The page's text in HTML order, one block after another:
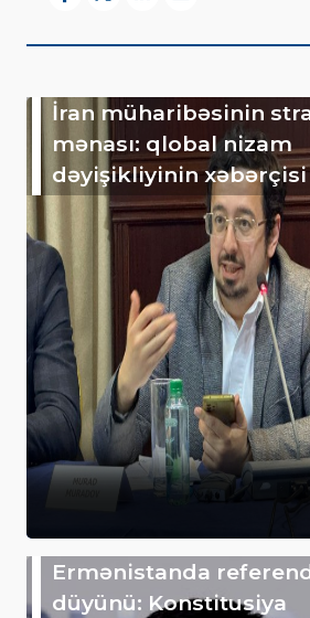
İran müharibəsinin
mənası: qlobal nizam
dəyişikliyinin xəbərçisi
Ermənistanda
düyünü: Konstitusiya